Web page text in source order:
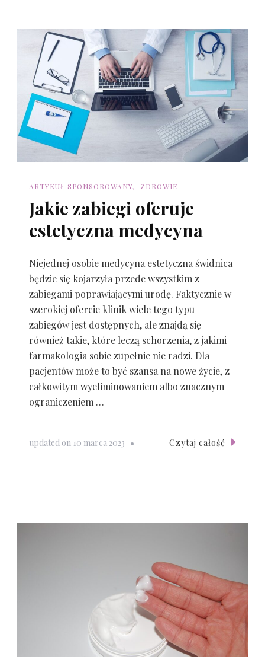
ARTYKUŁ SPONSOROWANY ZDROWIE
Jakie zabiegi oferuje
estetyczna medycyna
Niejednej osobie medycyna estetyczna świdnica
będzie się kojarzyła przede wszystkim z
zabiegami poprawiającymi urodę. Faktycznie w
szerokiej ofercie klinik wiele tego typu
zabiegów jest dostępnych, ale znajdą się
również takie, które leczą schorzenia, z jakimi
farmakologia sobie zupełnie nie radzi. Dla
pacjentów może to być szansa na nowe życie, z
całkowitym wyeliminowaniem albo znacznym
ograniczeniem …
updated on 10 marca 2023 Czytaj całość